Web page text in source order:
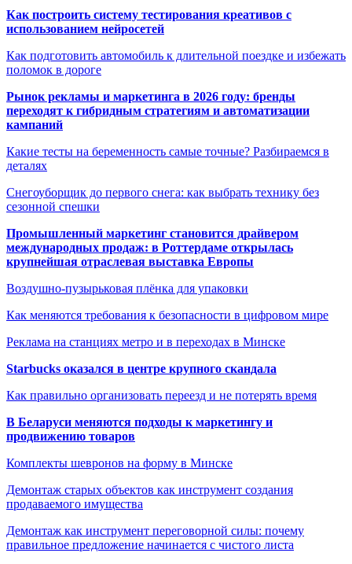
Как построить систему тестирования креативов с
использованием нейросетей
Как подготовить автомобиль к длительной поездке и избежать
поломок в дороге
Рынок рекламы и маркетинга в 2026 году: бренды
переходят к гибридным стратегиям и автоматизации
кампаний
Какие тесты на беременность самые точные? Разбираемся в
деталях
Снегоуборщик до первого снега: как выбрать технику без
сезонной спешки
Промышленный маркетинг становится драйвером
международных продаж: в Роттердаме открылась
крупнейшая отраслевая выставка Европы
Воздушно-пузырьковая плёнка для упаковки
Как меняются требования к безопасности в цифровом мире
Реклама на станциях метро и в переходах в Минске
Starbucks оказался в центре крупного скандала
Как правильно организовать переезд и не потерять время
В Беларуси меняются подходы к маркетингу и
продвижению товаров
Комплекты шевронов на форму в Минске
Демонтаж старых объектов как инструмент создания
продаваемого имущества
Демонтаж как инструмент переговорной силы: почему
правильное предложение начинается с чистого листа